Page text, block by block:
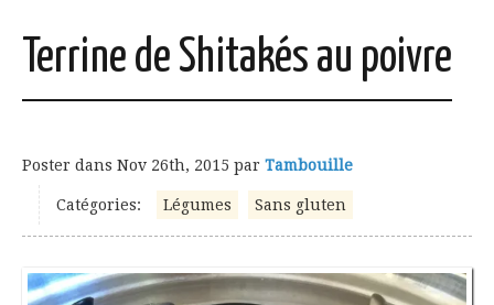
Terrine de Shitakés au poivre
Poster dans Nov 26th, 2015 par Tambouille
Catégories: Légumes Sans gluten